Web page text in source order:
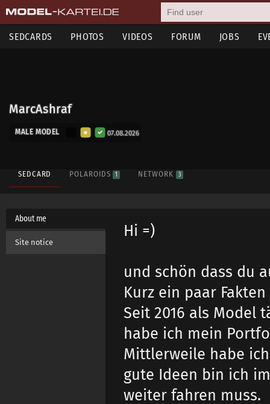
SEDCARDS PHOTOS VIDEOS FORUM JOBS
MarcAshraf
MALE MODEL 07.08.2026
SEDCARD POLAROIDS 1 NETWORK 3
About me
Site notice
Hi =)
und schön dass du
Kurz ein paar
Seit 2016 als Model
habe ich mein
Mittlerweile habe
gute Ideen bin ich
weiter fahren muss.